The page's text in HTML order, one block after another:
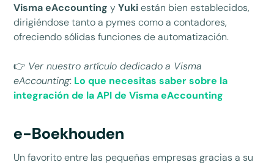
Visma eAccounting yYukiestán bien establecidos,
dirigiéndose tanto a pymes como a contadores,
ofreciendo sólidas funciones de automatización.
👉 Ver nuestro artículo dedicado a Visma
eAccounting: Lo que necesitas saber sobre la
integración de la API de Visma eAccounting
e-Boekhouden
Un favorito entre las pequeñas empresas gracias a su